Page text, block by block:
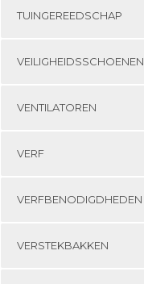
TUINGEREEDSCHAP
VEILIGHEIDSSCHOENEN
VENTILATOREN
VERF
VERFBENODIGDHEDEN
VERSTEKBAKKEN